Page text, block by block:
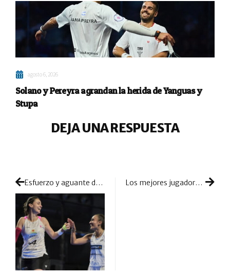
agosto 6, 2026
Solano y Pereyra agrandan la herida de Yanguas y
Stupa
DEJA UNA RESPUESTA
Esfuerzo y aguante de Claudia Jensen y Tamara Icardo para alterar el orden en Milán Los mejores jugadores de la historia del pádel: un análisis de sus trayectorias